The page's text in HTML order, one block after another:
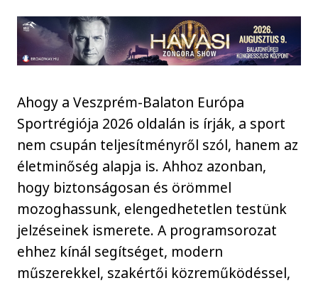
Ahogy a Veszprém-Balaton Európa
Sportrégiója 2026 oldalán is írják, a sport
nem csupán teljesítményről szól, hanem az
életminőség alapja is. Ahhoz azonban,
hogy biztonságosan és örömmel
mozoghassunk, elengedhetetlen testünk
jelzéseinek ismerete. A programsorozat
ehhez kínál segítséget, modern
műszerekkel, szakértői közreműködéssel,